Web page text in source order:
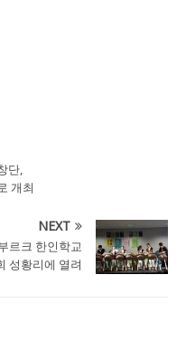
단,
개최
NEXT
르크 한인학교
성황리에 열려